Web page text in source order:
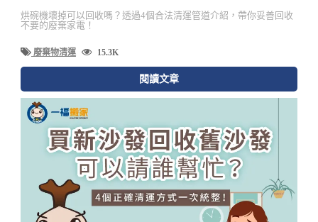
烘碗機壞掉可以回收嗎？透過4個合法清運管道介紹，帶你妥善回收
不要的廢棄家電！
廢棄物清運 15.3K
閱讀文章